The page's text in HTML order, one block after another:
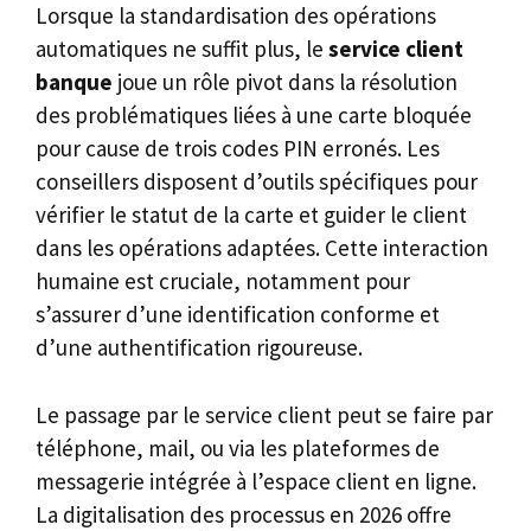
Lorsque la standardisation des opérations
automatiques ne suffit plus, le service client
banque joue un rôle pivot dans la résolution
des problématiques liées à une carte bloquée
pour cause de trois codes PIN erronés. Les
conseillers disposent d’outils spécifiques pour
vérifier le statut de la carte et guider le client
dans les opérations adaptées. Cette interaction
humaine est cruciale, notamment pour
s’assurer d’une identification conforme et
d’une authentification rigoureuse.
Le passage par le service client peut se faire par
téléphone, mail, ou via les plateformes de
messagerie intégrée à l’espace client en ligne.
La digitalisation des processus en 2026 offre